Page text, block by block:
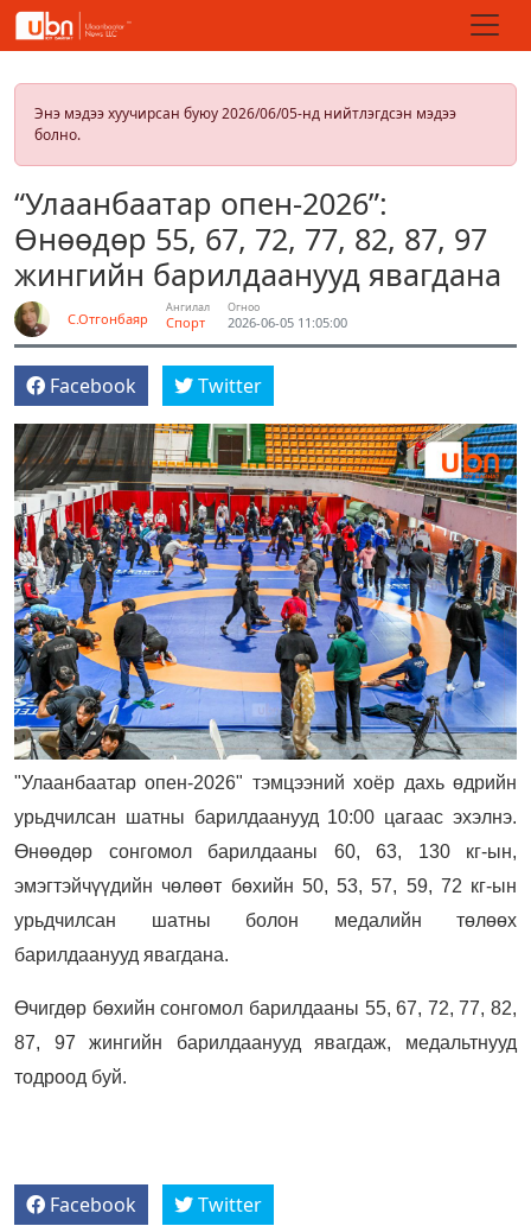
Энэ мэдээ хуучирсан буюу 2026/06/05-нд нийтлэгдсэн мэдээ
болно.
“Улаанбаатар опен-2026”:
Өнөөдөр 55, 67, 72, 77, 82, 87, 97
жингийн барилдаанууд явагдана
С.Отгонбаяр
Ангилал
Спорт
Огноо
2026-06-05 11:05:00
Facebook Twitter
"Улаанбаатар опен-2026" тэмцээний хоёр дахь өдрийн
урьдчилсан шатны барилдаанууд 10:00 цагаас эхэлнэ.
Өнөөдөр сонгомол барилдааны 60, 63, 130 кг-ын,
эмэгтэйчүүдийн чөлөөт бөхийн 50, 53, 57, 59, 72 кг-ын
урьдчилсан шатны болон медалийн төлөөх
барилдаанууд явагдана.
Өчигдөр бөхийн сонгомол барилдааны 55, 67, 72, 77, 82,
87, 97 жингийн барилдаанууд явагдаж, медальтнууд
тодроод буй.
Facebook Twitter